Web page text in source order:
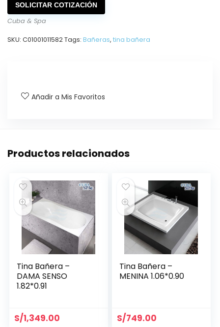
SOLICITAR COTIZACIÓN
Cuba & Spa
SKU: C01001011582Tags: Bañeras, tina bañera
Añadir a Mis Favoritos
Productos relacionados
Tina Bañera –
DAMA SENSO
1.82*0.91
S/1,349.00
Tina Bañera –
MENINA 1.06*0.90
S/749.00